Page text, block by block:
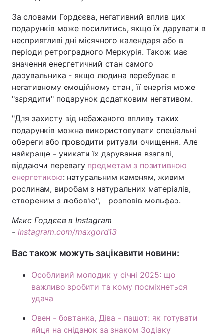
За словами Гордєєва, негативний вплив цих
подарунків може посилитись, якщо їх дарувати в
несприятливі дні місячного календаря або в
періоди ретроградного Меркурія. Також має
значення енергетичний стан самого
дарувальника - якщо людина перебуває в
негативному емоційному стані, її енергія може
"зарядити" подарунок додатковим негативом.
"Для захисту від небажаного впливу таких
подарунків можна використовувати спеціальні
обереги або проводити ритуали очищення. Але
найкраще - уникати їх дарування взагалі,
віддаючи перевагу предметам з позитивною
енергетикою: натуральним каменям, живим
рослинам, виробам з натуральних матеріалів,
створеним з любов'ю", - розповів мольфар.
Макс Гордєєв в Instagram
- instagram.com/maxgord13
Вас також можуть зацікавити новини:
Особливий молодик у січні 2025: що
важливо зробити та кому посміхнеться
удача
Овен - бовтанка, Діва - пашот: як готувати
яйця на сніданок за знаком Зодіаку